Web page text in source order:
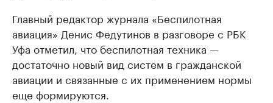
Главный редактор журнала «Беспилотная
авиация» Денис Федутинов в разговоре с РБК
Уфа отметил, что беспилотная техника —
достаточно новый вид систем в гражданской
авиации и связанные с их применением нормы
еще формируются.